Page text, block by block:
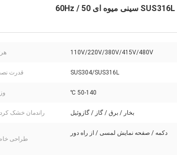
110V/220V/380V/415V/480V
SUS304/SUS316L قدرت
50-140 ℃
بخار / برق / گاز / گازوئیل راندمان خشک
دکمه / صفحه نمایش لمسی / از راه دور
طراحی